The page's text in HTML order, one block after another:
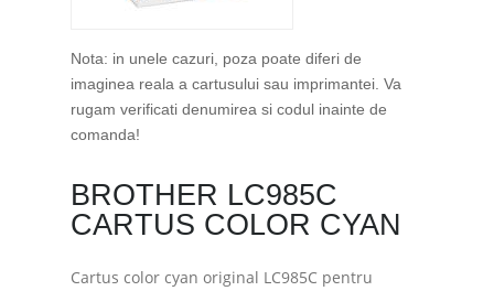
Nota: in unele cazuri, poza poate diferi de
imaginea reala a cartusului sau imprimantei. Va
rugam verificati denumirea si codul inainte de
comanda!
BROTHER LC985C
CARTUS COLOR CYAN
Cartus color cyan original LC985C pentru